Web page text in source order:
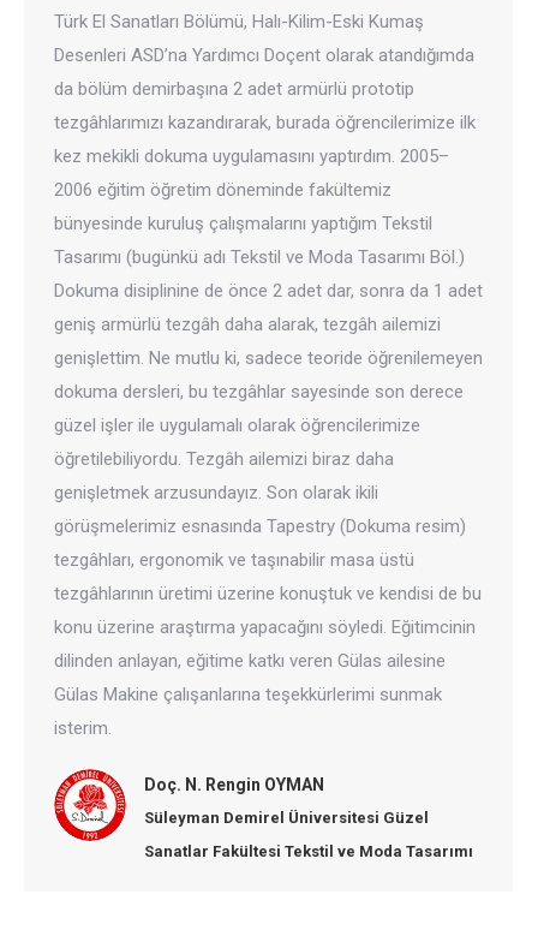
Türk El Sanatları Bölümü, Halı-Kilim-Eski Kumaş
Desenleri ASD’na Yardımcı Doçent olarak atandığımda
da bölüm demirbaşına 2 adet armürlü prototip
tezgâhlarımızı kazandırarak, burada öğrencilerimize ilk
kez mekikli dokuma uygulamasını yaptırdım. 2005–
2006 eğitim öğretim döneminde fakültemiz
bünyesinde kuruluş çalışmalarını yaptığım Tekstil
Tasarımı (bugünkü adı Tekstil ve Moda Tasarımı Böl.)
Dokuma disiplinine de önce 2 adet dar, sonra da 1 adet
geniş armürlü tezgâh daha alarak, tezgâh ailemizi
genişlettim. Ne mutlu ki, sadece teoride öğrenilemeyen
dokuma dersleri, bu tezgâhlar sayesinde son derece
güzel işler ile uygulamalı olarak öğrencilerimize
öğretilebiliyordu. Tezgâh ailemizi biraz daha
genişletmek arzusundayız. Son olarak ikili
görüşmelerimiz esnasında Tapestry (Dokuma resim)
tezgâhları, ergonomik ve taşınabilir masa üstü
tezgâhlarının üretimi üzerine konuştuk ve kendisi de bu
konu üzerine araştırma yapacağını söyledi. Eğitimcinin
dilinden anlayan, eğitime katkı veren Gülas ailesine
Gülas Makine çalışanlarına teşekkürlerimi sunmak
isterim.
Doç. N. Rengin OYMAN
Süleyman Demirel Üniversitesi Güzel
Sanatlar Fakültesi Tekstil ve Moda Tasarımı